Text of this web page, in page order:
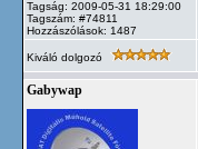
Tagság: 2009-05-31 18:29:00
Tagszám: #74811
Hozzászólások: 1487
Kiváló dolgozó
Gabywap